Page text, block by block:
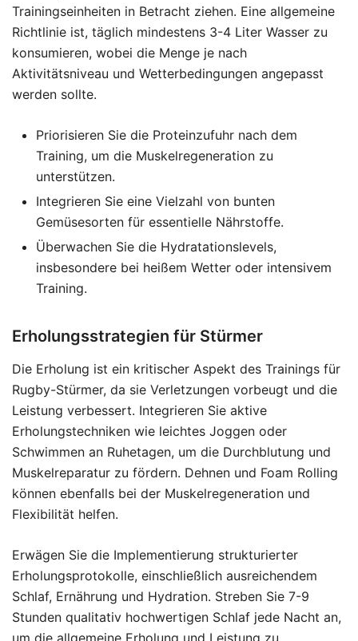
Trainingseinheiten in Betracht ziehen. Eine allgemeine
Richtlinie ist, täglich mindestens 3-4 Liter Wasser zu
konsumieren, wobei die Menge je nach
Aktivitätsniveau und Wetterbedingungen angepasst
werden sollte.
Priorisieren Sie die Proteinzufuhr nach dem
Training, um die Muskelregeneration zu
unterstützen.
Integrieren Sie eine Vielzahl von bunten
Gemüsesorten für essentielle Nährstoffe.
Überwachen Sie die Hydratationslevels,
insbesondere bei heißem Wetter oder intensivem
Training.
Erholungsstrategien für Stürmer
Die Erholung ist ein kritischer Aspekt des Trainings für
Rugby-Stürmer, da sie Verletzungen vorbeugt und die
Leistung verbessert. Integrieren Sie aktive
Erholungstechniken wie leichtes Joggen oder
Schwimmen an Ruhetagen, um die Durchblutung und
Muskelreparatur zu fördern. Dehnen und Foam Rolling
können ebenfalls bei der Muskelregeneration und
Flexibilität helfen.
Erwägen Sie die Implementierung strukturierter
Erholungsprotokolle, einschließlich ausreichendem
Schlaf, Ernährung und Hydration. Streben Sie 7-9
Stunden qualitativ hochwertigen Schlaf jede Nacht an,